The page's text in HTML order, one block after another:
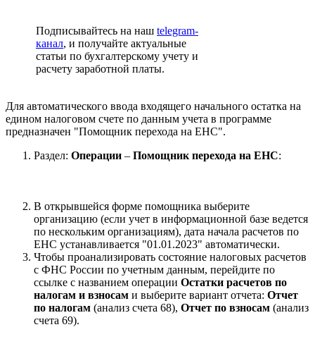
Подписывайтесь на наш telegram-
канал, и получайте актуальные
статьи по бухгалтерскому учету и
расчету заработной платы.
Для автоматического ввода входящего начального остатка на
едином налоговом счете по данным учета в программе
предназначен "Помощник перехода на ЕНС".
Раздел: Операции – Помощник перехода на ЕНС:
В открывшейся форме помощника выберите
организацию (если учет в информационной базе ведется
по нескольким организациям), дата начала расчетов по
ЕНС устанавливается "01.01.2023" автоматически.
Чтобы проанализировать состояние налоговых расчетов
с ФНС России по учетным данным, перейдите по
ссылке с названием операции Остатки расчетов по
налогам и взносам и выберите вариант отчета: Отчет
по налогам (анализ счета 68), Отчет по взносам (анализ
счета 69).